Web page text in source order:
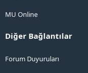
MU Online
Diğer Bağlantılar
Forum Duyuruları